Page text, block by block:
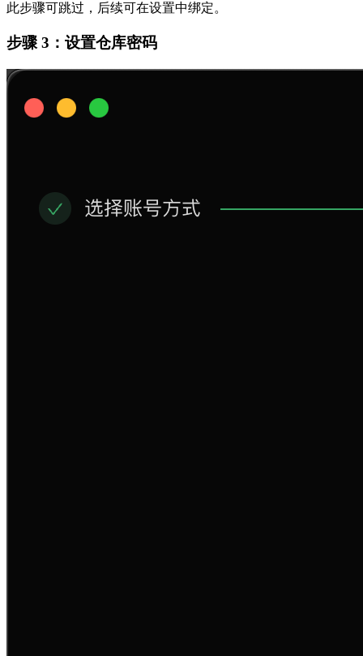
此步骤可跳过，后续可在设置中绑定。
步骤 3：设置仓库密码